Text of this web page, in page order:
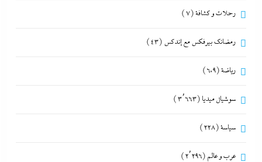
رحلات و كشافة(7)
رمضانك بيرفكس مع إندكس (43)
رياضة(609)
سوشيال ميديا (3٬663)
سياسة(228)
عرب و عالم (2٬296)